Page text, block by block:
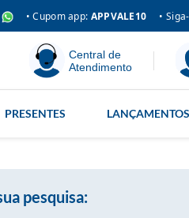
• Cupom app: APPVALE10 •
Central de
Atendimento
PRESENTES LANÇAMENTOS
pesquisa: